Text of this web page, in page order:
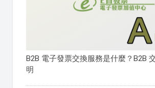
B2B 電子發票交換服務是什麼？B2B
明